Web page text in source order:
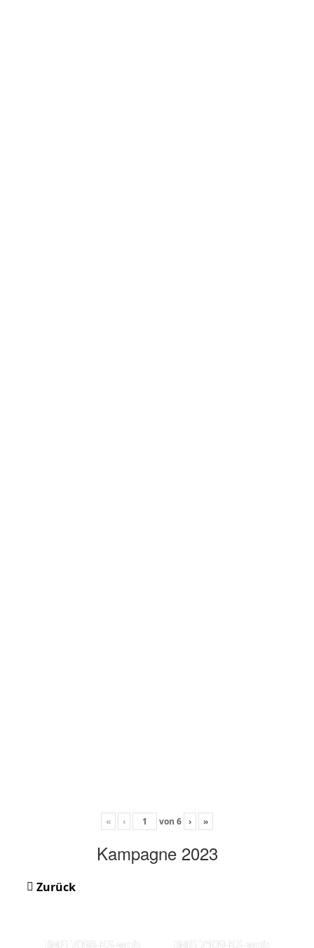
« ‹ von 6 › »
Kampagne 2023
Zurück
IMG 7098-KS-web IMG 7109-KS-web